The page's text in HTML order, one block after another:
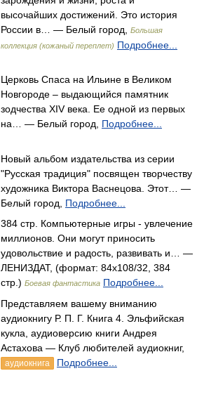
высочайших достижений. Это история
России в… — Белый город,
Большая
коллекция (кожаный переплет) Подробнее...
Церковь Спаса на Ильине в Великом
Новгороде – выдающийся памятник
зодчества XIV века. Ее одной из первых
на… — Белый город, Подробнее...
Новый альбом издательства из серии
"Русская традиция" посвящен творчеству
художника Виктора Васнецова. Этот… —
Белый город, Подробнее...
384 стр. Компьютерные игры - увлечение
миллионов. Они могут приносить
удовольствие и радость, развивать и… —
ЛЕНИЗДАТ, (формат: 84x108/32, 384
стр.) Боевая фантастика Подробнее...
Представляем вашему вниманию
аудиокнигу Р. П. Г. Книга 4. Эльфийская
кукла, аудиоверсию книги Андрея
Астахова — Клуб любителей аудиокниг,
аудиокнига Подробнее...